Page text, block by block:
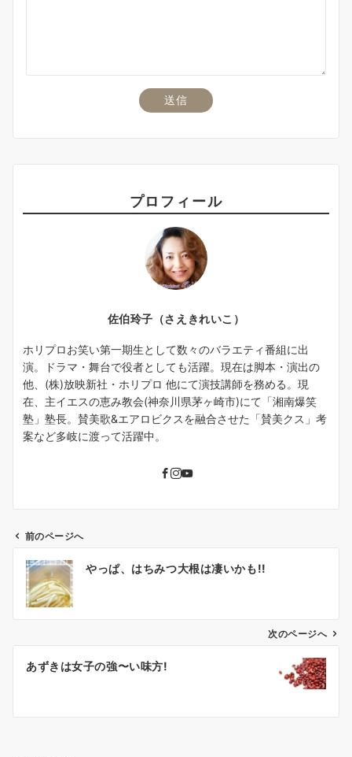
プロフィール
佐伯玲子（さえきれいこ）
ホリプロお笑い第一期生として数々のバラエティ番組に出
演。ドラマ・舞台で役者としても活躍。現在は脚本・演出の
他、(株)放映新社・ホリプロ 他にて演技講師を務める。現
在、主イエスの恵み教会(神奈川県茅ヶ崎市)にて「湘南爆笑
塾」塾長。賛美歌&エアロビクスを融合させた「賛美クス」考
案など多岐に渡って活躍中。
ビ
ン
前のページへ
やっぱ、はちみつ大根は凄いかも!!
次のページへ
あずきは女子の強〜い味方!